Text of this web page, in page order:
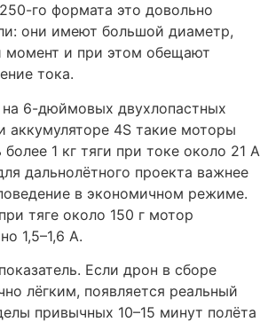
го формата это довольно
они имеют большой диаметр,
и при этом обещают
тока.
6-дюймовых двухлопастных
аккумуляторе 4S такие моторы
1 кг тяги при токе около 21 А
дальнолётного проекта важнее
в экономичном режиме.
тяге около 150 г мотор
1,5–1,6 А.
Если дрон в сборе
лёгким, появляется реальный
привычных 10–15 минут полёта